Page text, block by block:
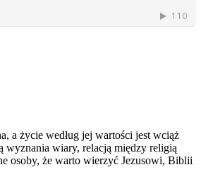
a życie według jej wartości jest wciąż
wyznania wiary, relacją między religią
osoby, że warto wierzyć Jezusowi, Biblii